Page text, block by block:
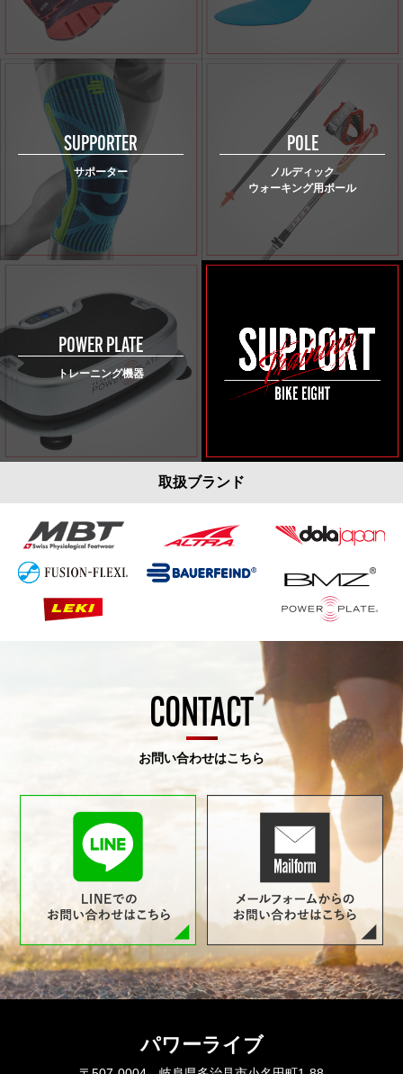
SUPPORTER
サポーター
POLE
ノルディック
ウォーキング用ポール
POWER PLATE
トレーニング機器
取扱ブランド
CONTACT
お問い合わせはこちら
パワーライブ